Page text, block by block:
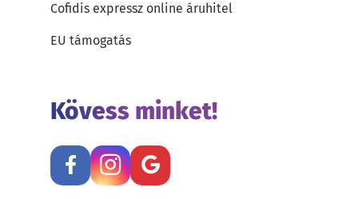
Cofidis expressz online áruhitel
EU támogatás
Kövess minket!